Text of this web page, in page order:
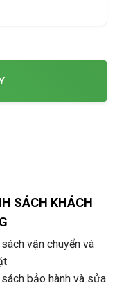
SÁCH KHÁCH
vận chuyển và
sách bảo hành và sửa